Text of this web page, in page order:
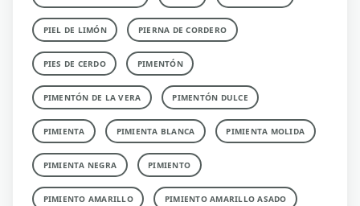
PIEL DE LIMÓN PIERNA DE CORDERO
PIES DE CERDO PIMENTÓN
PIMENTÓN DE LA VERA PIMENTÓN DULCE
PIMIENTA PIMIENTA BLANCA PIMIENTA MOLIDA
PIMIENTA NEGRA PIMIENTO
PIMIENTO AMARILLO PIMIENTO AMARILLO ASADO